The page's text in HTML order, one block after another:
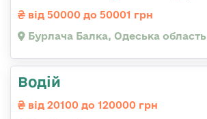
від 50000 до 50001 грн
Бурлача Балка, Одеська область
Водій
від 20100 до 120000 грн